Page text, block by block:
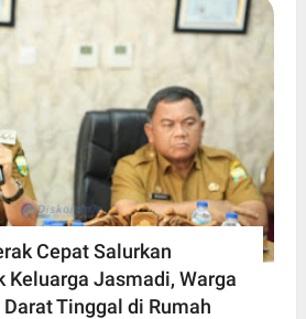
Cepat Salurkan
Keluarga Jasmadi, Warga
Tinggal di Rumah